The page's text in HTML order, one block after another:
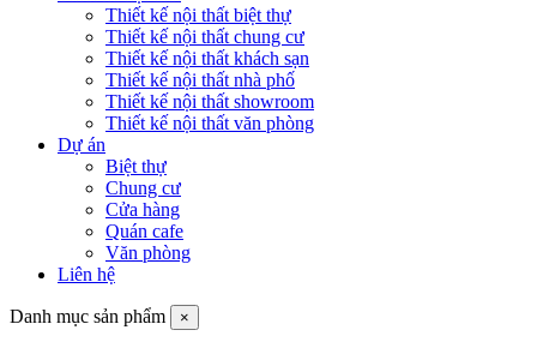
Thiết kế nội thất biệt thự
Thiết kế nội thất chung cư
Thiết kế nội thất khách sạn
Thiết kế nội thất nhà phố
Thiết kế nội thất showroom
Thiết kế nội thất văn phòng
Dự án
Biệt thự
Chung cư
Cửa hàng
Quán cafe
Văn phòng
Liên hệ
Danh mục sản phẩm ×